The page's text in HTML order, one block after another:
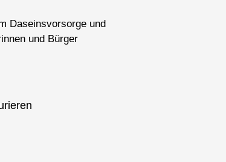
Daseinsvorsorge und
und Bürger